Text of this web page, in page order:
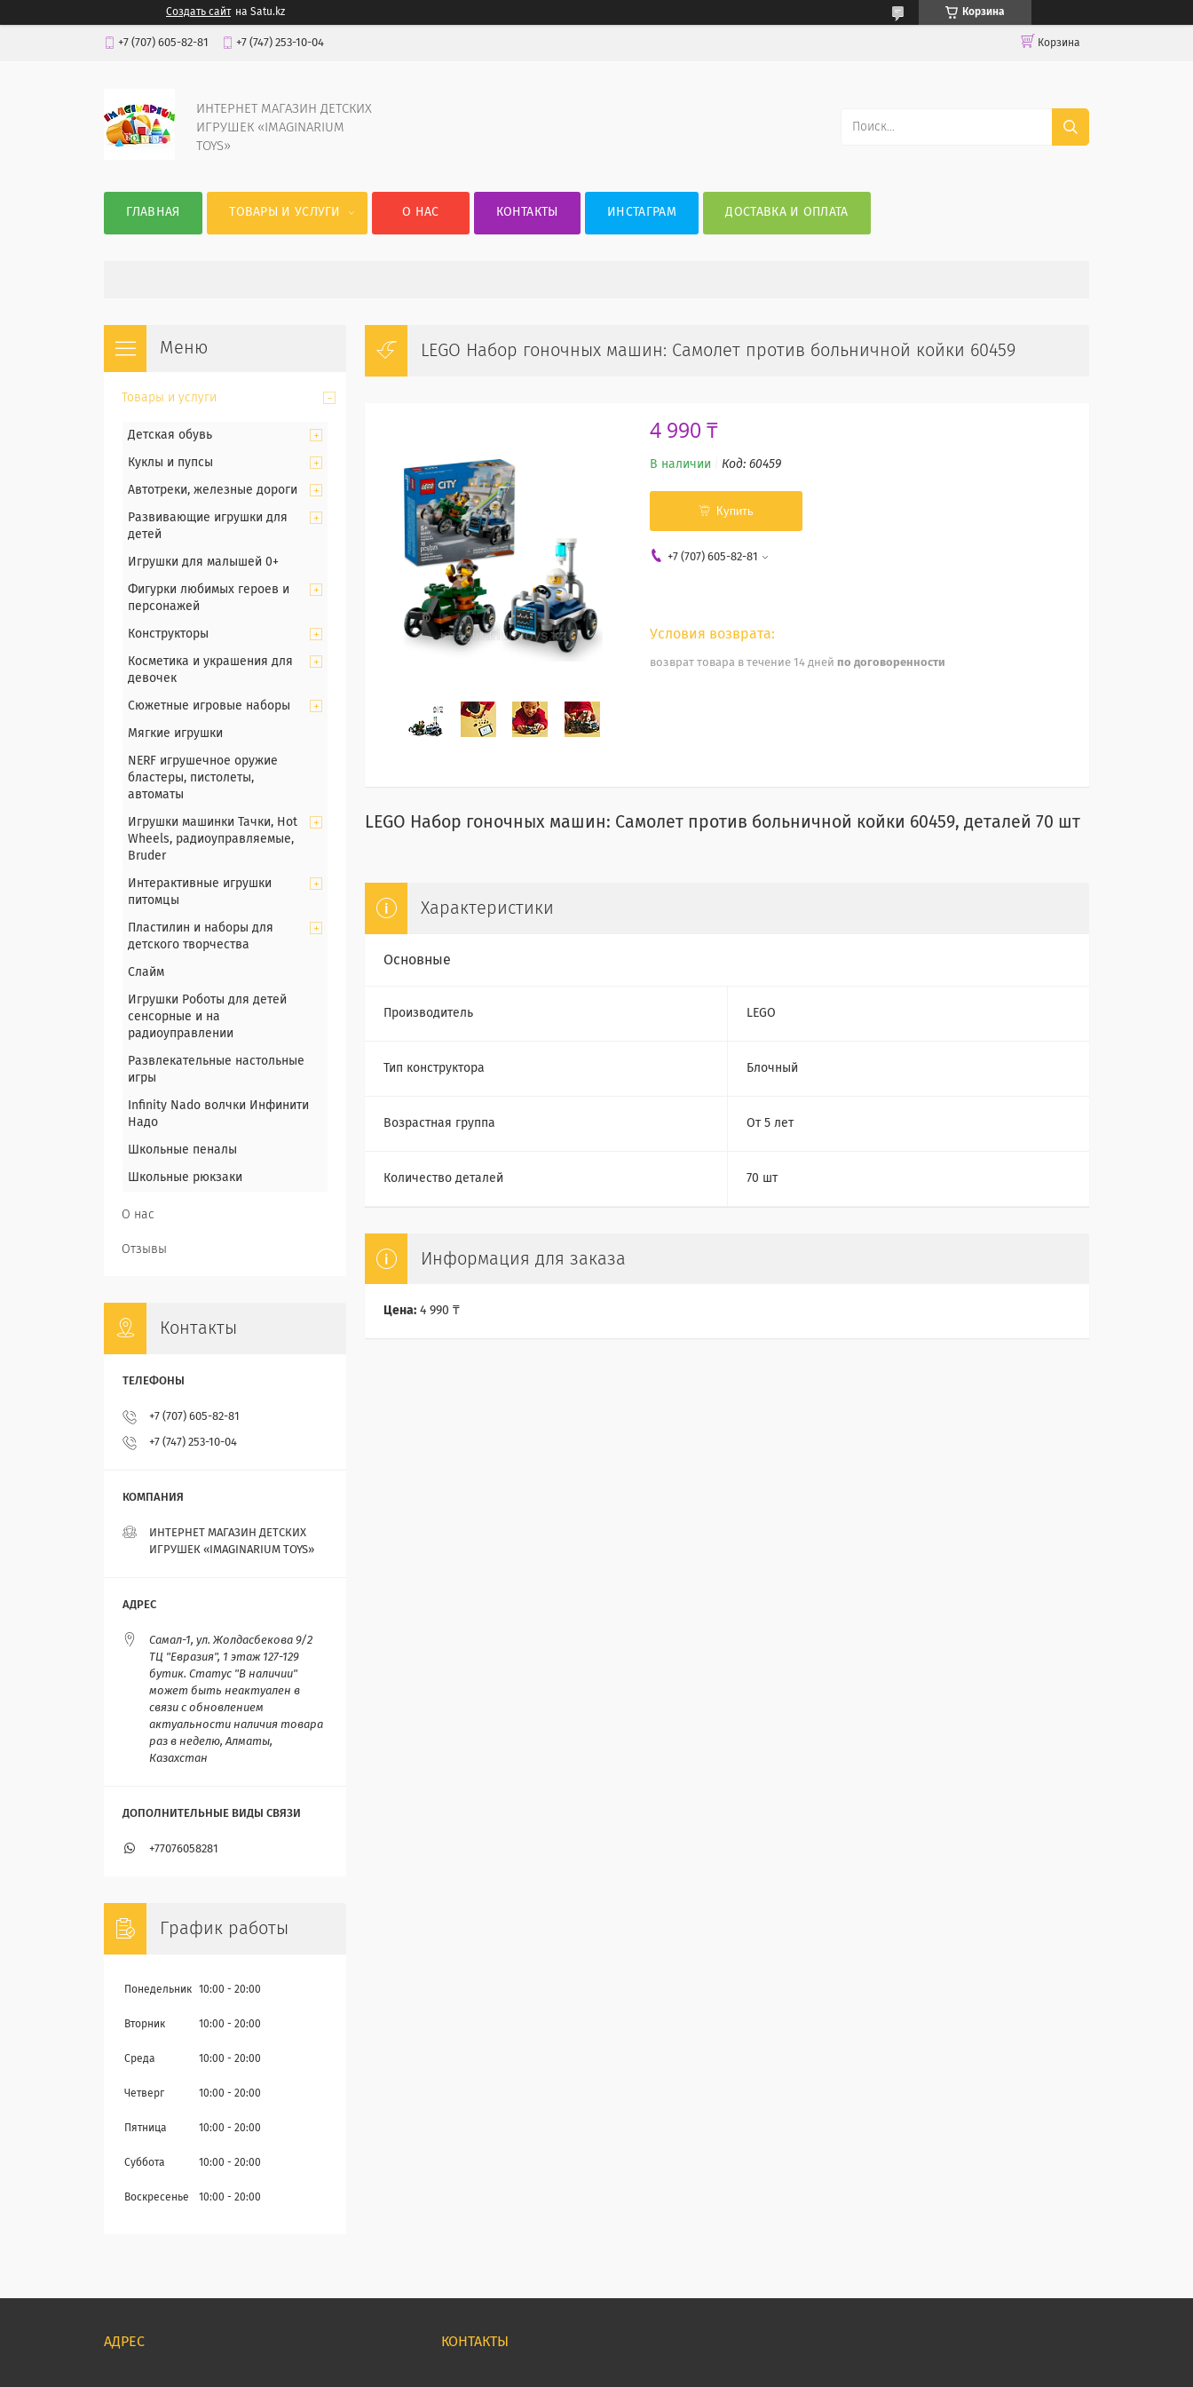
Создать сайт на Satu.kz Корзина
+7 (707) 605-82-81 +7 (747) 253-10-04 Корзина
ИНТЕРНЕТ МАГАЗИН ДЕТСКИХ
ИГРУШЕК «IMAGINARIUM
TOYS»
ГЛАВНАЯ ТОВАРЫ И УСЛУГИ О НАС КОНТАКТЫ ИНСТАГРАМ ДОСТАВКА И ОПЛАТА
LEGO Набор гоночных машин: Самолет против больничной койки 60459
4 990 ₸
В наличии Код: 60459
Купить
+7 (707) 605-82-81
возврат товара в течение 14 дней по договоренности
LEGO Набор гоночных машин: Самолет против больничной койки 60459, деталей 70 шт
Характеристики
Основные
Производитель LEGO
Тип конструктора Блочный
Возрастная группа От 5 лет
Количество деталей 70 шт
Информация для заказа
Цена: 4 990 ₸
Товары и услуги
Детская обувь
Куклы и пупсы
Автотреки, железные дороги
Развивающие игрушки для
детей
Игрушки для малышей 0+
Фигурки любимых героев и
персонажей
Конструкторы
Косметика и украшения для
девочек
Сюжетные игровые наборы
Мягкие игрушки
NERF игрушечное оружие
бластеры, пистолеты,
автоматы
Игрушки машинки Тачки, Hot
Wheels, радиоуправляемые,
Bruder
Интерактивные игрушки
питомцы
Пластилин и наборы для
детского творчества
Слайм
Игрушки Роботы для детей
сенсорные и на
радиоуправлении
Развлекательные настольные
игры
Infinity Nado волчки Инфинити
Надо
Школьные пеналы
Школьные рюкзаки
О нас
Отзывы
Контакты
+7 (707) 605-82-81
+7 (747) 253-10-04
ИНТЕРНЕТ МАГАЗИН ДЕТСКИХ
ИГРУШЕК «IMAGINARIUM TOYS»
Самал-1, ул. Жолдасбекова 9/2
ТЦ "Евразия", 1 этаж 127-129
бутик. Статус "В наличии"
может быть неактуален в
связи с обновлением
актуальности наличия товара
раз в неделю, Алматы,
Казахстан
+77076058281
График работы
Понедельник 10:00 20:00
Вторник 10:00 20:00
Среда 10:00 20:00
Четверг 10:00 20:00
Пятница 10:00 20:00
Суббота 10:00 20:00
Воскресенье 10:00 20:00